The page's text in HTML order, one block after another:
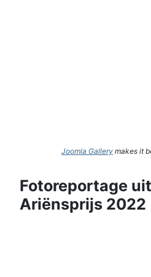
Joomla Gallery makes it
Fotoreportage
Ariënsprijs 2022